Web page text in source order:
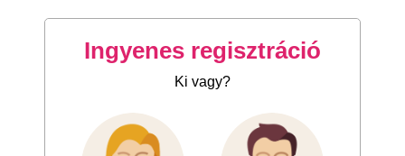
Ingyenes regisztráció
Ki vagy?